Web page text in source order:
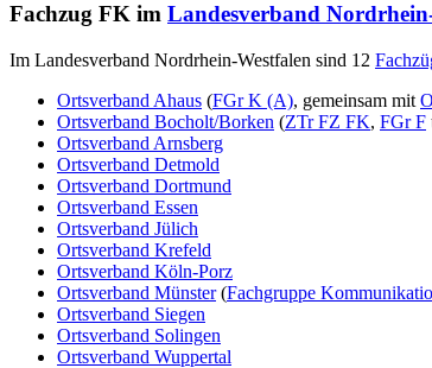
Fachzug FK im Landesverband
Im Landesverband Nordrhein-Westfalen sind 12
Ortsverband Ahaus (FGr K (A), gemeinsam mit
Ortsverband Bocholt/Borken (ZTr FZ FK, FGr F
Ortsverband Arnsberg
Ortsverband Detmold
Ortsverband Dortmund
Ortsverband Essen
Ortsverband Jülich
Ortsverband Krefeld
Ortsverband Köln-Porz
Ortsverband Münster(Fachgruppe
Ortsverband Siegen
Ortsverband Solingen
Ortsverband Wuppertal